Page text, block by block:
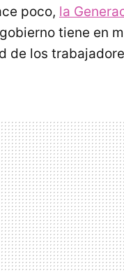
poco, la
tiene en
de los